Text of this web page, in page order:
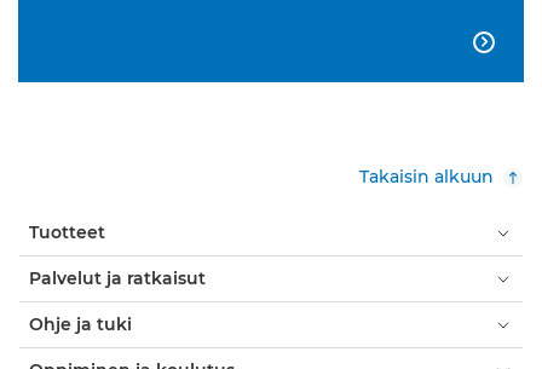

Takaisin alkuun
Tuotteet
Palvelut ja ratkaisut
Ohje ja tuki